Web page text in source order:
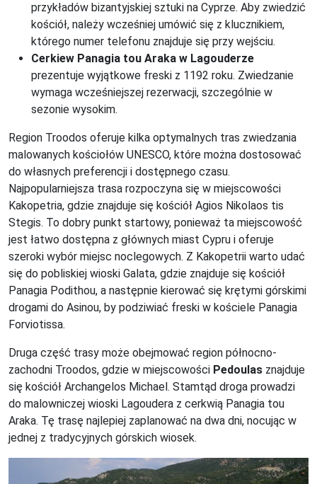
przykładów bizantyjskiej sztuki na Cyprze. Aby zwiedzić
kościół, należy wcześniej umówić się z klucznikiem,
którego numer telefonu znajduje się przy wejściu.
Cerkiew Panagia tou Araka w Lagouderze
prezentuje wyjątkowe freski z 1192 roku. Zwiedzanie
wymaga wcześniejszej rezerwacji, szczególnie w
sezonie wysokim.
Region Troodos oferuje kilka optymalnych tras zwiedzania
malowanych kościołów UNESCO, które można dostosować
do własnych preferencji i dostępnego czasu.
Najpopularniejsza trasa rozpoczyna się w miejscowości
Kakopetria, gdzie znajduje się kościół Agios Nikolaos tis
Stegis. To dobry punkt startowy, ponieważ ta miejscowość
jest łatwo dostępna z głównych miast Cypru i oferuje
szeroki wybór miejsc noclegowych. Z Kakopetrii warto udać
się do pobliskiej wioski Galata, gdzie znajduje się kościół
Panagia Podithou, a następnie kierować się krętymi górskimi
drogami do Asinou, by podziwiać freski w kościele Panagia
Forviotissa.
Druga część trasy może obejmować region północno-
zachodni Troodos, gdzie w miejscowości Pedoulas znajduje
się kościół Archangelos Michael. Stamtąd droga prowadzi
do malowniczej wioski Lagoudera z cerkwią Panagia tou
Araka. Tę trasę najlepiej zaplanować na dwa dni, nocując w
jednej z tradycyjnych górskich wiosek.